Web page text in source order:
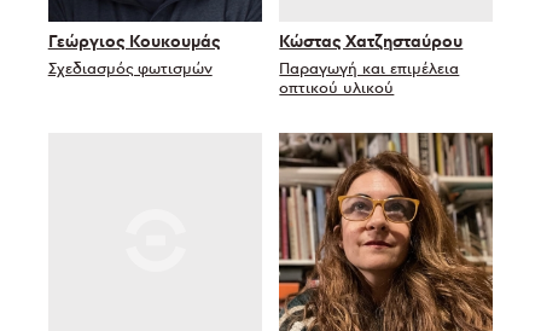
Γεώργιος Κουκουμάς
Σχεδιασμός φωτισμών
Κώστας Χατζησταύρου
Παραγωγή και επιμέλεια
οπτικού υλικού